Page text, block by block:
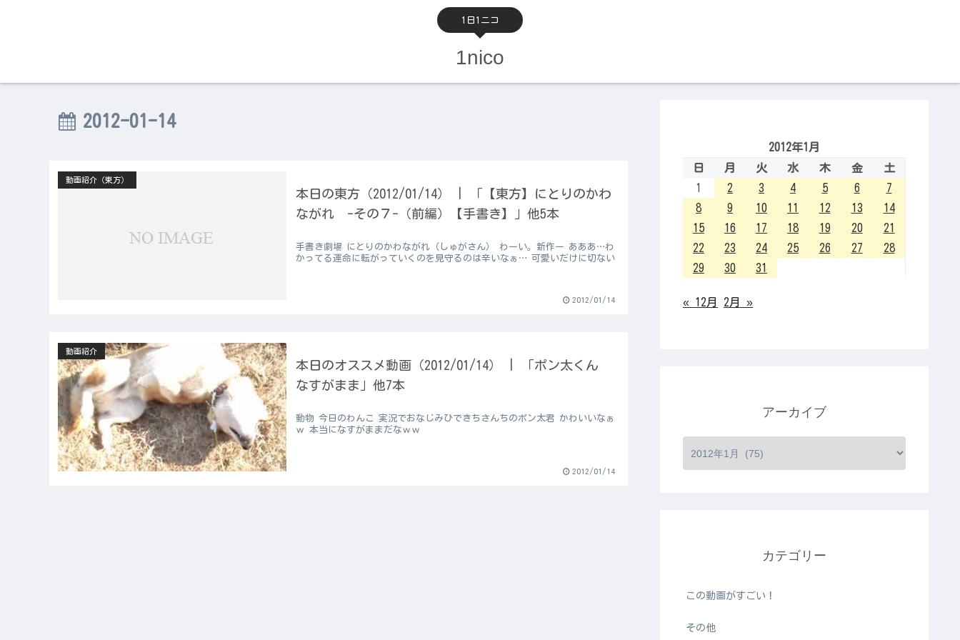
1日1ニコ
1nico
2012-01-14
動画紹介（東方）
本日の東方（2012/01/14） | 「【東方】にとりのかわ
ながれ -その７-（前編）【手書き】」他5本
手書き劇場 にとりのかわながれ（しゅがさん） わーい。新作ー あああ…わ
かってる運命に転がっていくのを見守るのは辛いなぁ… 可愛いだけに切ない
2012/01/14
動画紹介
本日のオススメ動画（2012/01/14） | 「ポン太くん
なすがまま」他7本
動物 今日のわんこ 実況でおなじみひできちさんちのポン太君 かわいいなぁ
ｗ 本当になすがままだなｗｗ
2012/01/14
2012年1月
日
月 火 水 木 金
土
1
2 3 4 5 6
7
8
9 10 11 12 13
14
15
16 17 18 19 20
21
22
23 24 25 26 27
28
29
30 31
« 12月 2月 »
アーカイブ
カテゴリー
この動画がすごい！
その他